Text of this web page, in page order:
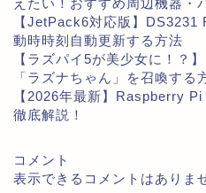
えたい！おすすめ周辺機器・
【JetPack6対応版】DS3231
動時時刻自動更新する方法
【ラズパイ5が美少女に！？
「ラズナちゃん」を召喚する
【2026年最新】Raspberry
徹底解説！
コメント
表示できるコメントはありま